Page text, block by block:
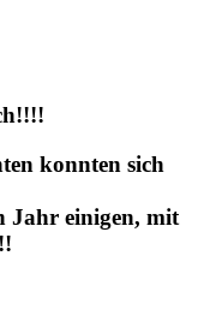
konnten sich
Jahr einigen, mit